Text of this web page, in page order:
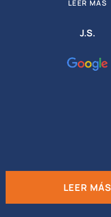
LEER MÁS
J.S.
LEER MÁS